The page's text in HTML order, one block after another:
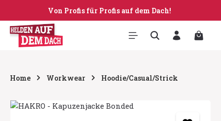
Zum Hauptinhalt springen
Von Profis für Profis auf dem Dach!
Home Workwear Hoodie/Casual/Strick
Bildergalerie überspringen